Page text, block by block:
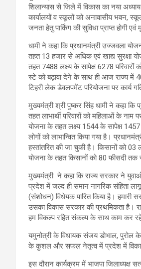
शिलान्यास से जिले में विकास का नया
कार्यालयों व स्कूलों को अनावासीय भवन,
जनता हेतु पार्किंग की सुविधा प्राप्त होगी
धामी ने कहा कि प्रधानमंत्री उज्जवला
तहत 13 हजार से अधिक एवं खाद्य सुरक्षा
तहत 7488 लक्ष्य के सापेक्ष 6278 परिवारों
स्टे को बढ़ावा देने के साथ ही आज राज्य में
टिहरी लेक डेवलपमेंट परियोजना पर कार्य
मुख्यमंत्री श्री पुष्कर सिंह धामी ने कहा
तहत लाभार्थी परिवारों को महिलाओं के
योजना के तहत लक्ष्य 1544 के सापेक्ष 1457
लोगों को लाभान्वित किया गया है।
हस्तांतरित की जा चुकी है। किसानों को
योजना के तहत किसानों को 80 फीसदी तक
मुख्यमंत्री ने कहा कि राज्य सरकार ने
प्रदेश में जल्द ही समान नागरिक संहिता
(संशोधन) विधेयक पारित किया है। हमारी
उसका विकास सरकार की प्रथमिकता है।
हम विकल्प रहित संकल्प के साथ काम कर
यमुनोत्री के विधायक संजय डोभाल, पुरोल
के कुशल और सफल नेतृत्व में प्रदेश में
इस दौरान कार्यक्रम में भाजपा जिलाध्यक्ष